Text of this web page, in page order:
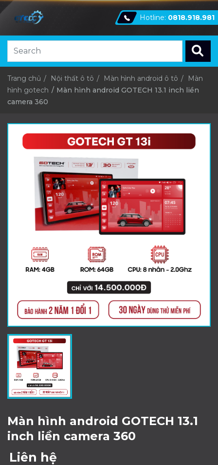
Hotline: 0818.918.981
Trang chủ Nội thất ô tô Màn hình android ô tô
Màn
hình gotech
Màn hình android GOTECH 13.1 inch liền
camera 360
Màn hình android GOTECH 13.1
inch liền camera 360
Liên hệ